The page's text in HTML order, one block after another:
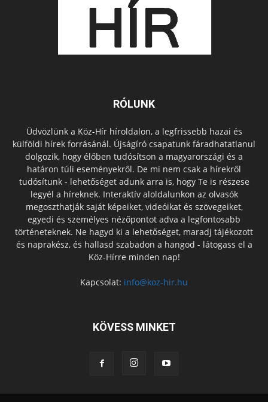
RÓLUNK
Üdvözlünk a Köz-Hír híroldalon, a legfrissebb hazai és
külföldi hírek forrásánál. Újságíró csapatunk fáradhatatlanul
dolgozik, hogy élőben tudósítson a magyarországi és a
határon túli eseményekről. De mi nem csak a hírekről
tudósítunk - lehetőséget adunk arra is, hogy Te is részese
legyél a híreknek. Interaktív aloldalunkon az olvasók
megoszthatják saját képeiket, videóikat és szövegeiket,
egyedi és személyes nézőpontot adva a legfontosabb
történeteknek. Ne hagyd ki a lehetőséget, maradj tájékozott
és naprakész, és hallasd szabadon a hangod - látogass el a
Köz-Hírre minden nap!
Kapcsolat: info@koz-hir.hu
KÖVESS MINKET